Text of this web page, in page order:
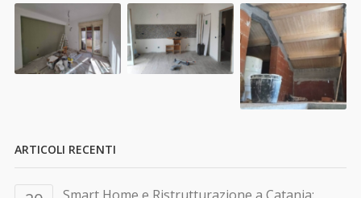
ARTICOLI RECENTI